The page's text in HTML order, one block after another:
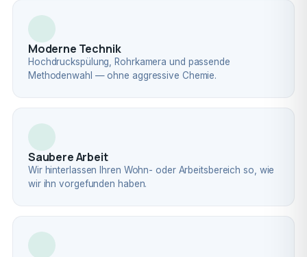
Moderne Technik
Hochdruckspülung, Rohrkamera und passende
Methodenwahl — ohne aggressive Chemie.
Saubere Arbeit
Wir hinterlassen Ihren Wohn- oder Arbeitsbereich so, wie
wir ihn vorgefunden haben.